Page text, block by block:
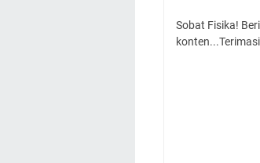
Sobat Fisika!